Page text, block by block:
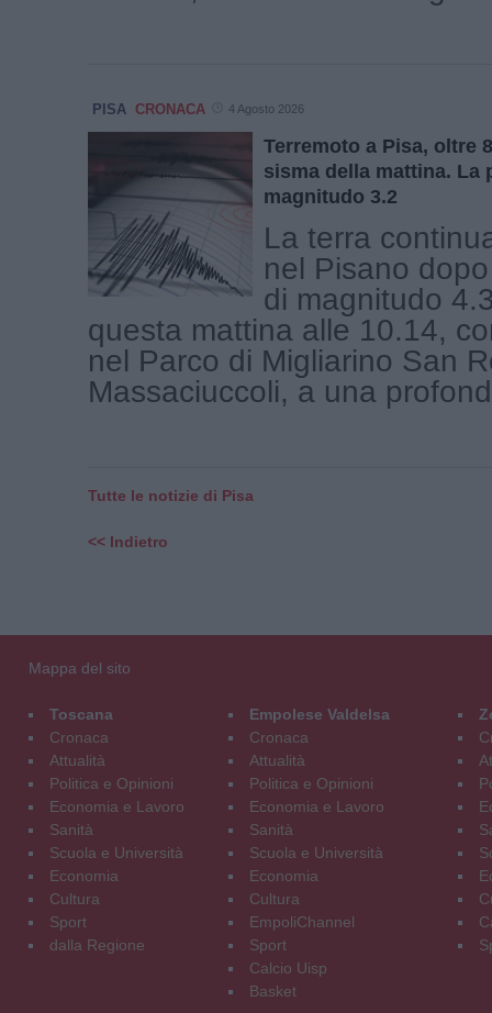
PISA CRONACA 4 Agosto 2026
Terremoto a Pisa, oltre
sisma della mattina. La
magnitudo 3.2
La terra
nel Pisano
di magnitudo
questa mattina alle 10.14,
nel Parco di Migliarino San
Massaciuccoli, a una
Tutte le notizie di Pisa
<< Indietro
Mappa del sito
Toscana
Cronaca
Attualità
Politica e Opinioni
Economia e Lavoro
Sanità
Scuola e Università
Economia
Cultura
Sport
dalla Regione
Empolese Valdelsa
Cronaca
Attualità
Politica e Opinioni
Economia e Lavoro
Sanità
Scuola e Università
Economia
Cultura
EmpoliChannel
Sport
Calcio Uisp
Basket